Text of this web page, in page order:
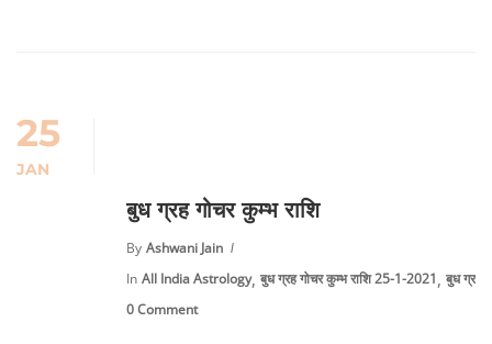
25
JAN
बुध ग्रह गोचर कुम्भ राशि
By Ashwani Jain
In All India Astrology, बुध ग्रह गोचर कुम्भ राशि 25-1-2021, बुध ग्रह
0 Comment